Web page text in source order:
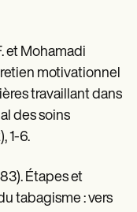
et Mohamadi
motivationnel
travaillant dans
des soins
1-6.
Étapes et
tabagisme : vers